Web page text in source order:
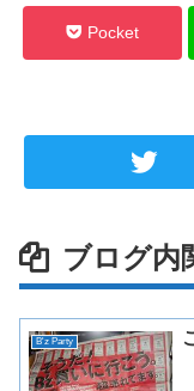
Pocket
ブログ内
B'z Party